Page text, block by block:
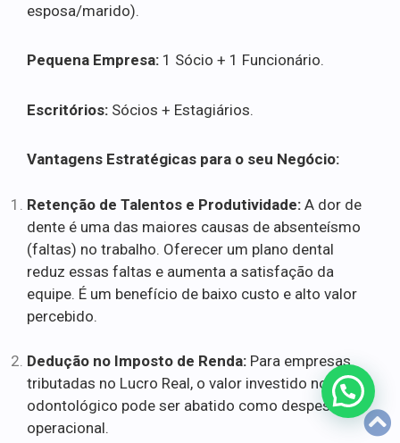
esposa/marido).
Pequena Empresa: 1 Sócio + 1 Funcionário.
Escritórios: Sócios + Estagiários.
Vantagens Estratégicas para o seu Negócio:
Retenção de Talentos e Produtividade: A dor de
dente é uma das maiores causas de absenteísmo
(faltas) no trabalho. Oferecer um plano dental
reduz essas faltas e aumenta a satisfação da
equipe. É um benefício de baixo custo e alto valor
percebido.
Dedução no Imposto de Renda: Para empresas
tributadas no Lucro Real, o valor investido no plano
odontológico pode ser abatido como despesa
operacional.